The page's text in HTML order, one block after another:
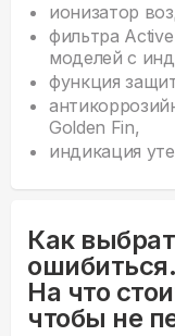
ионизатор
фильтра
моделей с
функция
Golden Fin,
индикация
Как
ошибиться.
На что
чтобы не